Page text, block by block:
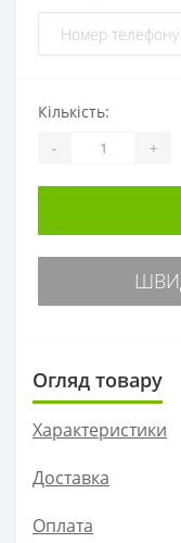
Кількість:
- +
Огляд товару
Характеристики
Доставка
Оплата